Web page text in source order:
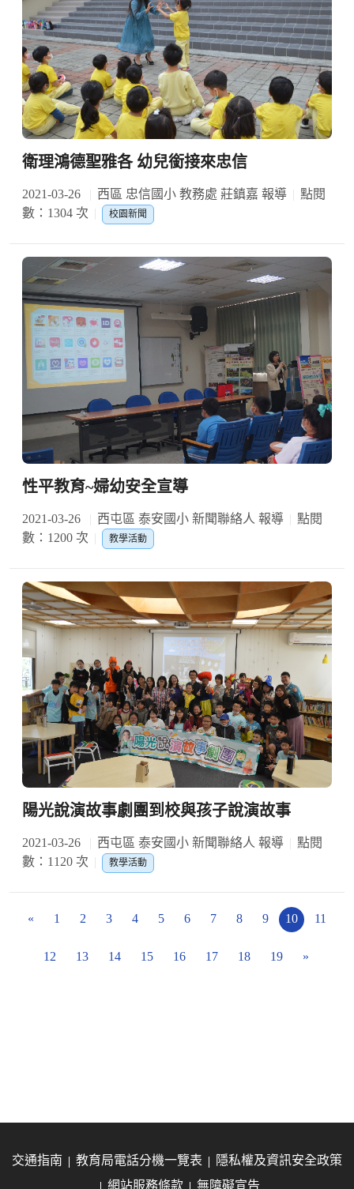
衛理鴻德聖雅各 幼兒銜接來忠信
2021-03-26 西區 忠信國小 教務處 莊鎮嘉 報導
點閱
數：1304 次
校園新聞
性平教育~婦幼安全宣導
2021-03-26 西屯區 泰安國小 新聞聯絡人 報導
點閱
數：1200 次
教學活動
陽光說演故事劇團到校與孩子說演故事
2021-03-26 西屯區 泰安國小 新聞聯絡人 報導
點閱
數：1120 次
教學活動
« 1 2 3 4 5 6 7 8 9 10 11
12 13 14 15 16 17 18 19 »
交通指南 教育局電話分機一覽表
隱私權及資訊安全政策
網站服務條款
無障礙宣告